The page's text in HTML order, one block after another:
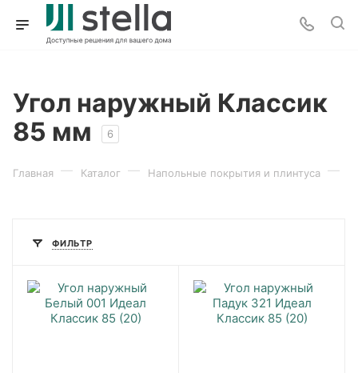
Угол наружный Классик
85 мм
6
Главная — Каталог — Напольные покрытия и плинтуса —
ФИЛЬТР